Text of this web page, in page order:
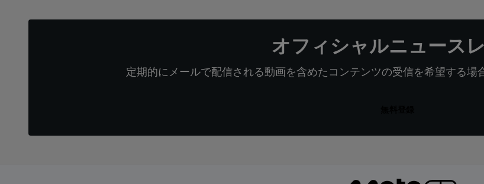
オフィシャルニュース
定期的にメールで配信される動画を含めたコンテンツの受信を希望する